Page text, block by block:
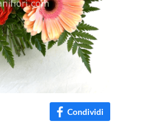
Condividi